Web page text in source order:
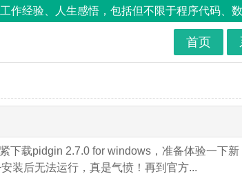
经验、人生感悟，包括但不限于程序代码、
首页
下载pidgin 2.7.0 for windows，准备体验一下新
装后无法运行，真是气愤！再到官方...